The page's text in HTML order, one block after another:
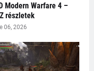
Modern Warfare 4 –
részletek
06, 2026